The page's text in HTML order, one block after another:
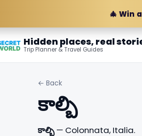
🎄 Win
Hidden places, real
Trip Planner & Travel Guides
← Back
కాల్బి
కాల్బి— Colonnata, Italia.